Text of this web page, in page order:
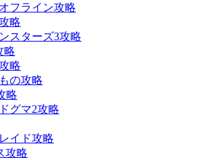
フライン攻略
略
スターズ3攻略
略
略
の攻略
略
グマ2攻略
イド攻略
攻略